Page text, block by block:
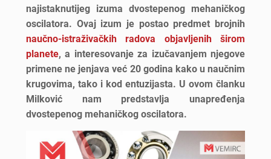
najistaknutijeg izuma dvostepenog mehaničkog
oscilatora. Ovaj izum je postao predmet brojnih
naučno-istraživačkih radova objavljenih širom
planete, a interesovanje za izučavanjem njegove
primene ne jenjava već 20 godina kako u naučnim
krugovima, tako i kod entuzijasta. U ovom članku
Milković nam predstavlja unapređenja
dvostepenog mehaničkog oscilatora.